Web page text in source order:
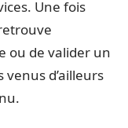
Une fois
ou de valider un
d’ailleurs